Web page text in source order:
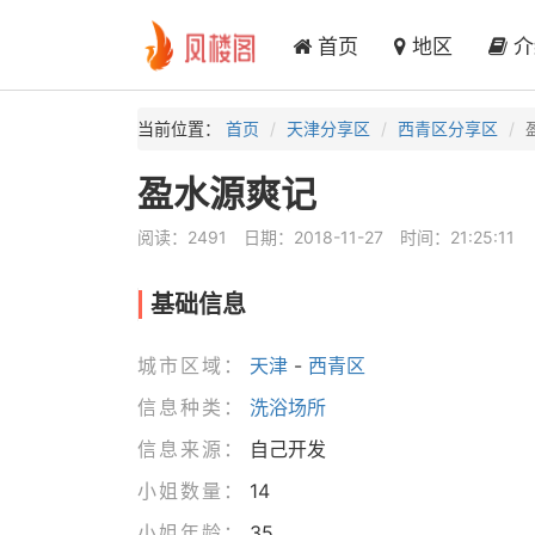
首页 地区 介
当前位置： 首页 天津分享区 西青区分享区
盈水源爽记
阅读：2491 日期：2018-11-27 时间：21:25:11
基础信息
城市区域： 天津- 西青区
信息种类：
洗浴场所
信息来源：
自己开发
小姐数量：
14